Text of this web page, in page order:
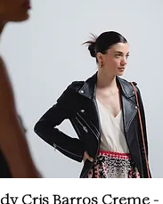
Visualização rápida
Cris Barros Creme -